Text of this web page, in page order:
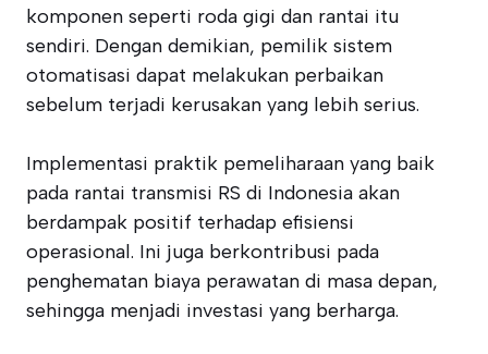
komponen seperti roda gigi dan rantai itu
sendiri. Dengan demikian, pemilik sistem
otomatisasi dapat melakukan perbaikan
sebelum terjadi kerusakan yang lebih serius.
Implementasi praktik pemeliharaan yang baik
pada rantai transmisi RS di Indonesia akan
berdampak positif terhadap efisiensi
operasional. Ini juga berkontribusi pada
penghematan biaya perawatan di masa depan,
sehingga menjadi investasi yang berharga.